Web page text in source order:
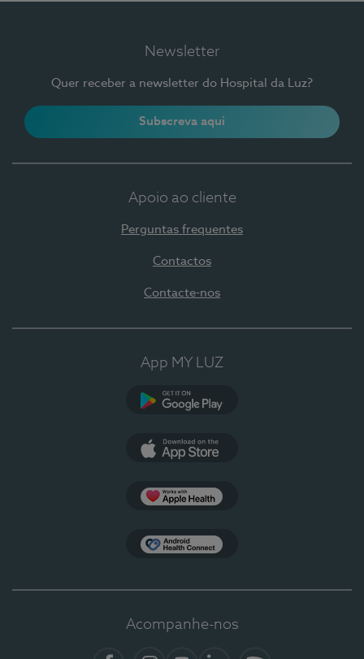
Newsletter
Quer receber a newsletter do Hospital da Luz?
Subscreva aqui
Apoio ao cliente
Perguntas frequentes
Contactos
Contacte-nos
App MY LUZ
Acompanhe-nos